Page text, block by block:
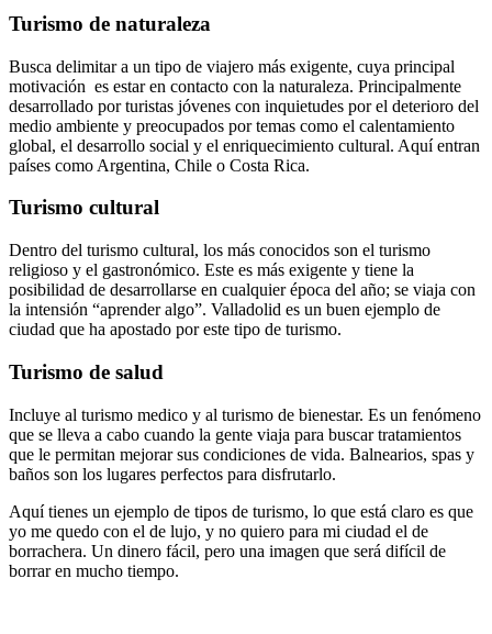
Turismo de naturaleza
Busca delimitar a un tipo de viajero más exigente, cuya principal
motivación es estar en contacto con la naturaleza. Principalmente
desarrollado por turistas jóvenes con inquietudes por el deterioro del
medio ambiente y preocupados por temas como el calentamiento
global, el desarrollo social y el enriquecimiento cultural. Aquí entran
países como Argentina, Chile o Costa Rica.
Turismo cultural
Dentro del turismo cultural, los más conocidos son el turismo
religioso y el gastronómico. Este es más exigente y tiene la
posibilidad de desarrollarse en cualquier época del año; se viaja con
la intensión “aprender algo”. Valladolid es un buen ejemplo de
ciudad que ha apostado por este tipo de turismo.
Turismo de salud
Incluye al turismo medico y al turismo de bienestar. Es un fenómeno
que se lleva a cabo cuando la gente viaja para buscar tratamientos
que le permitan mejorar sus condiciones de vida. Balnearios, spas y
baños son los lugares perfectos para disfrutarlo.
Aquí tienes un ejemplo de tipos de turismo, lo que está claro es que
yo me quedo con el de lujo, y no quiero para mi ciudad el de
borrachera. Un dinero fácil, pero una imagen que será difícil de
borrar en mucho tiempo.